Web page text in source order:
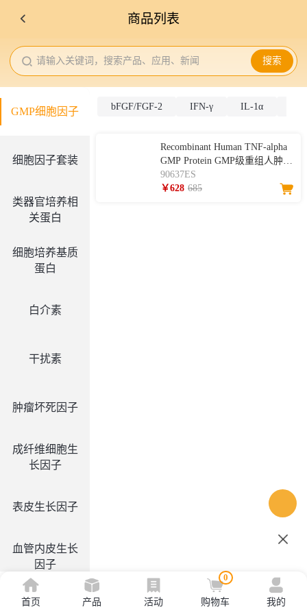
商品列表
请输入关键词，搜索产品、应用、新闻 搜索
GMP细胞因子
细胞因子套装
类器官培养相
关蛋白
细胞培养基质
蛋白
白介素
干扰素
肿瘤坏死因子
成纤维细胞生
长因子
表皮生长因子
血管内皮生长
因子
集落刺激因子
bFGF/FGF-2 IFN-γ IL-1α
Recombinant Human TNF-alpha
GMP Protein GMP级重组人肿瘤
坏死因子-α
90637ES
￥628 685
首页 产品 活动
0
购物车 我的